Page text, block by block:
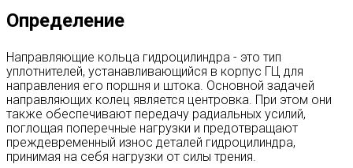
Определение
Направляющие кольца гидроцилиндра - это тип
уплотнителей, устанавливающийся в корпус ГЦ для
направления его поршня и штока. Основной задачей
направляющих колец является центровка. При этом они
также обеспечивают передачу радиальных усилий,
поглощая поперечные нагрузки и предотвращают
преждевременный износ деталей гидроцилиндра,
принимая на себя нагрузки от силы трения.